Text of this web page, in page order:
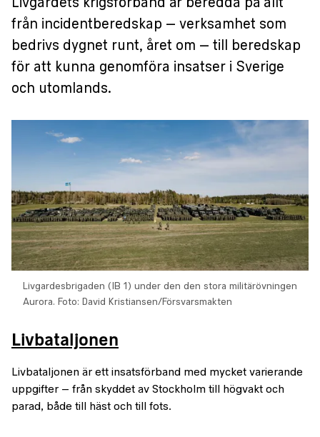
Livgardets krigsförband är beredda på allt
från incidentberedskap – verksamhet som
bedrivs dygnet runt, året om – till beredskap
för att kunna genomföra insatser i Sverige
och utomlands.
Livgardesbrigaden (IB 1) under den den stora militärövningen
Aurora. Foto: David Kristiansen/Försvarsmakten
Livbataljonen
Livbataljonen är ett insatsförband med mycket varierande
uppgifter – från skyddet av Stockholm till högvakt och
parad, både till häst och till fots.